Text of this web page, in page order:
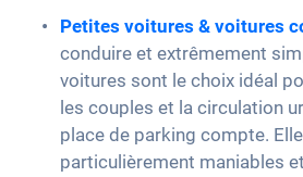
Petites voitures & voitures
conduire et extrêmement
voitures sont le choix idéal
les couples et la circulation
place de parking compte.
particulièrement maniables